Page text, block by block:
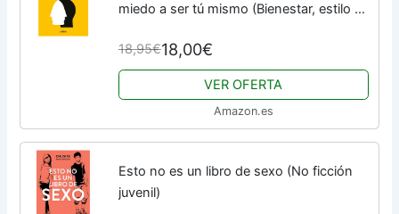
miedo a ser tú mismo (Bienestar, estilo de
18,95€18,00€
VER OFERTA
Amazon.es
Esto no es un libro de sexo (No ficción
juvenil)